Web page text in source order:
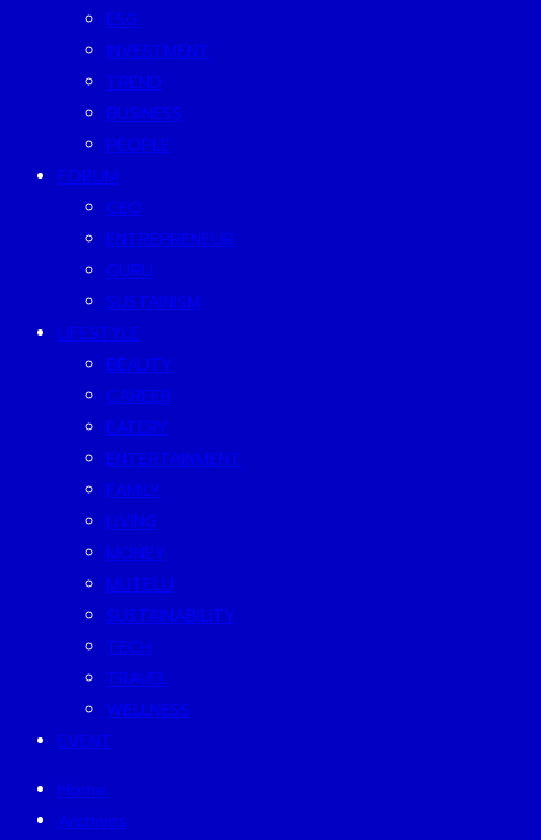
ESG
INVESTMENT
TREND
BUSINESS
PEOPLE
FORUM
CEO
ENTREPRENEUR
GURU
SUSTAINISM
LIFESTYLE
BEAUTY
CAREER
EATERY
ENTERTAINMENT
FAMILY
LIVING
MONEY
MUTELU
SUSTAINABILITY
TECH
TRAVEL
WELLNESS
EVENT
Home
Archives